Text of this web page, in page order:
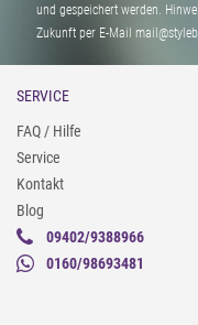
und gespeichert werden.
Zukunft per E-Mail
SERVICE
FAQ / Hilfe
Service
Kontakt
Blog
09402/9388966
0160/98693481